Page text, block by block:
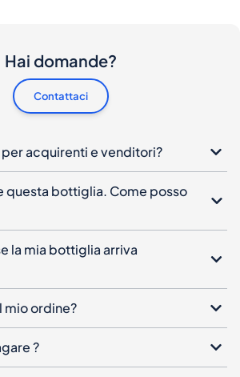
Hai domande?
Contattaci
acquirenti e venditori?
questa bottiglia. Come posso
la mia bottiglia arriva
mio ordine?
?